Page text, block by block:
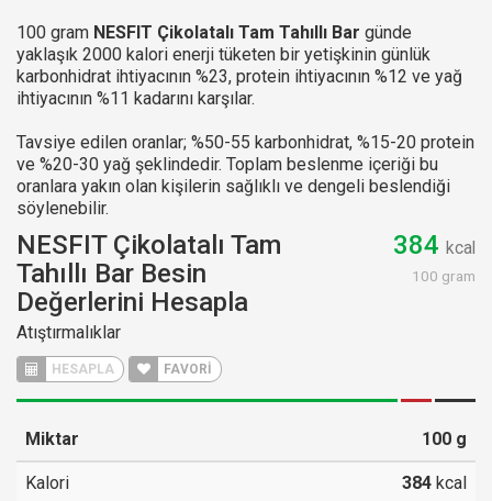
100 gram NESFIT Çikolatalı Tam Tahıllı Bar günde
yaklaşık 2000 kalori enerji tüketen bir yetişkinin günlük
karbonhidrat ihtiyacının %23, protein ihtiyacının %12 ve yağ
ihtiyacının %11 kadarını karşılar.
Tavsiye edilen oranlar; %50-55 karbonhidrat, %15-20 protein
ve %20-30 yağ şeklindedir. Toplam beslenme içeriği bu
oranlara yakın olan kişilerin sağlıklı ve dengeli beslendiği
söylenebilir.
NESFIT Çikolatalı Tam
Tahıllı Bar Besin
Değerlerini Hesapla
Atıştırmalıklar
HESAPLA FAVORİ
384 kcal
100 gram
Miktar 100 g
Kalori 384 kcal